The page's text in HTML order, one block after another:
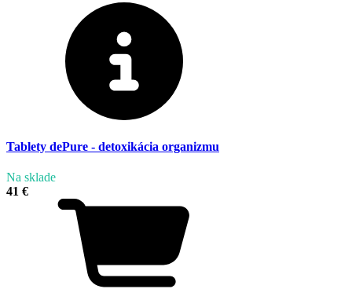
Tablety dePure - detoxikácia organizmu
Na sklade
41 €